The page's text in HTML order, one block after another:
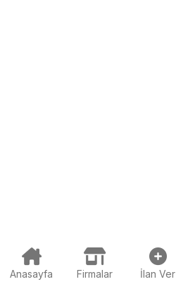
Anasayfa Firmalar İlan Ver